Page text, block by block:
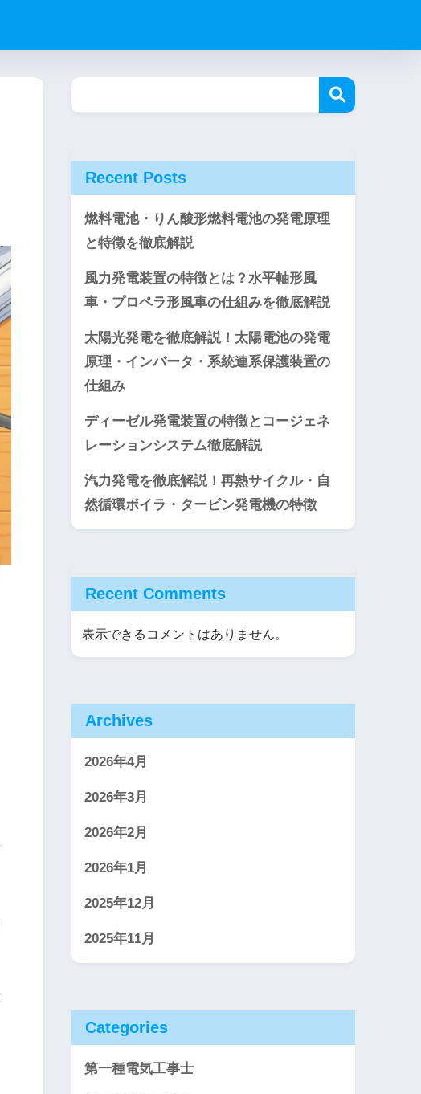
Recent Posts
燃料電池・りん酸形燃料電池の発電原理
と特徴を徹底解説
風力発電装置の特徴とは？水平軸形風
車・プロペラ形風車の仕組みを徹底解説
太陽光発電を徹底解説！太陽電池の発電
原理・インバータ・系統連系保護装置の
仕組み
ディーゼル発電装置の特徴とコージェネ
レーションシステム徹底解説
汽力発電を徹底解説！再熱サイクル・自
然循環ボイラ・タービン発電機の特徴
Recent Comments
表示できるコメントはありません。
Archives
2026年4月
2026年3月
2026年2月
2026年1月
2025年12月
2025年11月
Categories
第一種電気工事士